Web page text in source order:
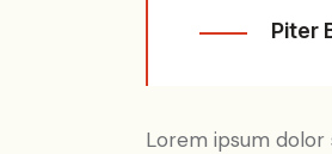
Piter
Lorem ipsum